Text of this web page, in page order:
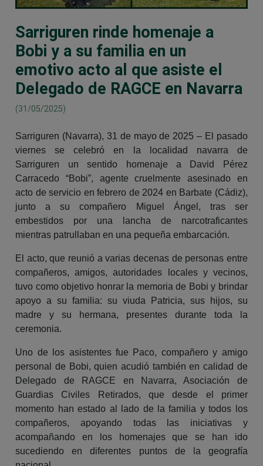
Sarriguren rinde homenaje a
Bobi y a su familia en un
emotivo acto al que asiste el
Delegado de RAGCE en Navarra
(31/05/2025)
Sarriguren (Navarra), 31 de mayo de 2025 – El pasado
viernes se celebró en la localidad navarra de
Sarriguren un sentido homenaje a David Pérez
Carracedo “Bobi”, agente cruelmente asesinado en
acto de servicio en febrero de 2024 en Barbate (Cádiz),
junto a su compañero Miguel Ángel, tras ser
embestidos por una lancha de narcotraficantes
mientras patrullaban en una pequeña embarcación.
El acto, que reunió a varias decenas de personas entre
compañeros, amigos, autoridades locales y vecinos,
tuvo como objetivo honrar la memoria de Bobi y brindar
apoyo a su familia: su viuda Patricia, sus hijos, su
madre y su hermana, presentes durante toda la
ceremonia.
Uno de los asistentes fue Paco, compañero y amigo
personal de Bobi, quien acudió también en calidad de
Delegado de RAGCE en Navarra, Asociación de
Guardias Civiles Retirados, que desde el primer
momento han estado al lado de la familia y todos los
compañeros, apoyando todas las iniciativas y
acompañando en los homenajes que se han ido
sucediendo en diferentes puntos de la geografía